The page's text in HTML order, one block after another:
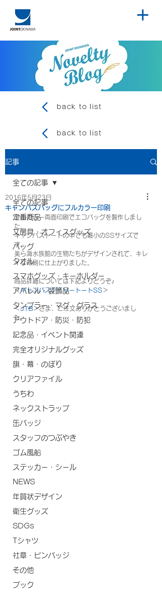
back to list
back to list
記事
全ての記事
定番商品
文房具・オフィスグッズ
バッグ
タオル
スマホグッズ・キーホルダー
アパレル・装飾品
タンブラー・マグ・グラス
アウトドア・防災・防犯
記念品・イベント関連
完全オリジナルグッズ
旗・幕・のぼり
クリアファイル
うちわ
ネックストラップ
缶バッジ
スタッフのつぶやき
ゴム風船
ステッカー・シール
NEWS
年賀状デザイン
衛生グッズ
SDGs
Tシャツ
社章・ピンバッジ
その他
ブック
全ての記事
キャンバスバッグにフルカラー印刷
2016年5月23日
フルカラー両面印刷でエコバッグを製作しまし
た。
キャンバストートの中でも最小のSSサイズで
す。
美ら海水族館の生物たちがデザインされて、キレ
イな印刷に仕上がりました。
商品詳細については下記よりどうぞ♪
＜キャンバスデイリートートSS＞
＜JTB＞さま、ご注文ありがとうございまし
た。